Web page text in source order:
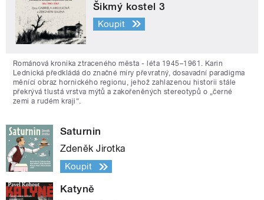
Šikmý kostel 3
Koupit
Románová kronika ztraceného města - léta 1945–1961. Karin
Lednická předkládá do značné míry převratný, dosavadní paradigma
měnící obraz hornického regionu, jehož zahlazenou historii stále
překrývá tlustá vrstva mýtů a zakořeněných stereotypů o „černé
zemi a rudém kraji“.
Saturnin
Zdeněk Jirotka
Koupit
Katyně